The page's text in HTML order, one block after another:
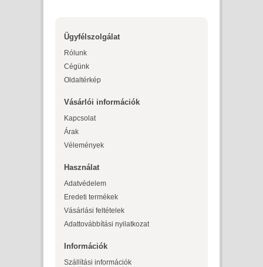
Ügyfélszolgálat
Rólunk
Cégünk
Oldaltérkép
Vásárlói információk
Kapcsolat
Árak
Vélemények
Használat
Adatvédelem
Eredeti termékek
Vásárlási feltételek
Adattovábbítási nyilatkozat
Információk
Szállítási információk